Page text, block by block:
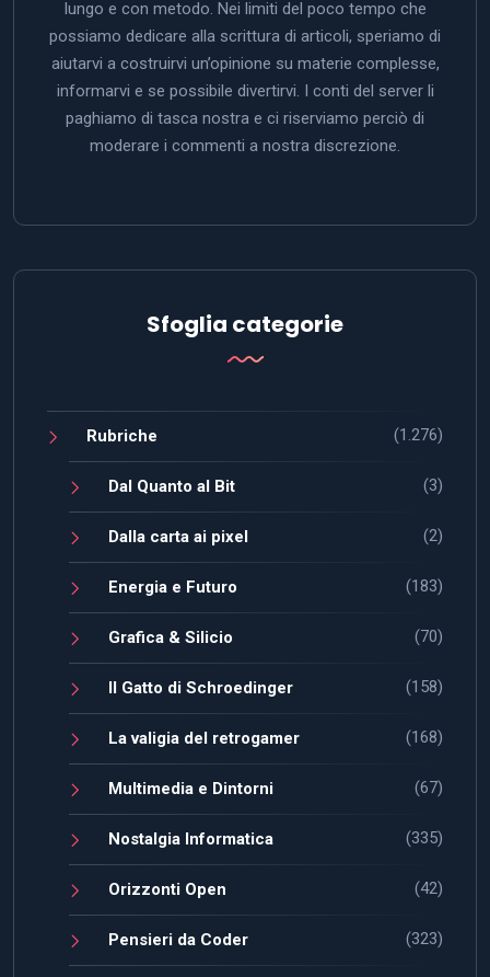
lungo e con metodo. Nei limiti del poco tempo che
possiamo dedicare alla scrittura di articoli, speriamo di
aiutarvi a costruirvi un’opinione su materie complesse,
informarvi e se possibile divertirvi. I conti del server li
paghiamo di tasca nostra e ci riserviamo perciò di
moderare i commenti a nostra discrezione.
Sfoglia categorie
Rubriche (1.276)
Dal Quanto al Bit (3)
Dalla carta ai pixel (2)
Energia e Futuro (183)
Grafica & Silicio (70)
Il Gatto di Schroedinger (158)
La valigia del retrogamer (168)
Multimedia e Dintorni (67)
Nostalgia Informatica (335)
Orizzonti Open (42)
Pensieri da Coder (323)